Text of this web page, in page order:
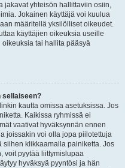
jakavat yhteisön hallittaviin osiin,
Jokainen käyttäjä voi kuulua
määritellä yksilölliset oikeudet.
käyttäjien oikeuksia useille
oikeuksia tai hallita pääsyä
sellaiseen?
kautta omissa asetuksissa. Jos
Kaikissa ryhmissä ei
vaativat hyväksynnän ennen
joissakin voi olla jopa piilotettuja
siihen klikkaamalla painiketta. Jos
voit pyytää liittymislupaa
hyväksyä pyyntösi ja hän